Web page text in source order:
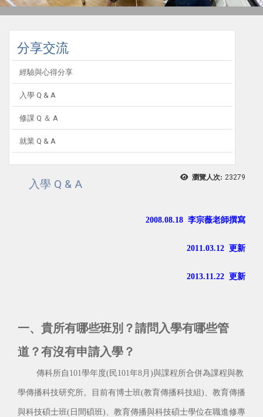
分享交流
經驗與心得分享
入學 Q & A
修課 Q ＆ A
就業 Q & A
瀏覽人次: 23279
入學 Q & A
2008.08.18 李宗薇老師撰寫
2011.03.12 更新
2013.11.22 更新
一、貴所有哪些班別？請問入學有哪些管
道？有沒有申請入學？
傳科所自101學年度(民101年8月)與課程所合併為課程與教
學傳播科技研究所。目前有博士班(教育傳播科技組) 、教育傳播
與科技碩士班(日間碩班)、教育傳播與科技碩士學位在職進修專